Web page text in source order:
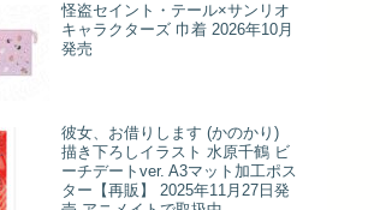
怪盗セイント・テール×サンリオ
キャラクターズ 巾着 2026年10月
発売
彼女、お借りします (かのかり)
描き下ろしイラスト 水原千鶴 ビ
ーチデートver. A3マット加工ポス
ター【再販】 2025年11月27日発